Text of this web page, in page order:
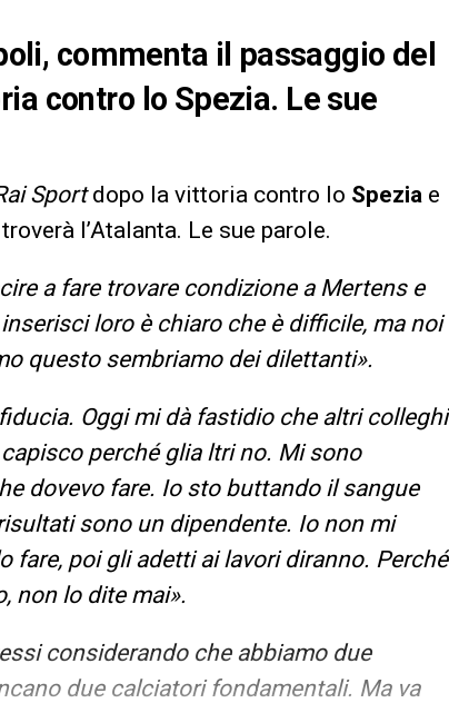
commenta il passaggio del
contro lo Spezia. Le sue
Sportdopo la vittoria contro lo Spezia e
l’Atalanta. Le sue parole.
a fare trovare condizione a Mertens e
loro è chiaro che è difficile, ma noi
questo sembriamo dei dilettanti».
Oggi mi dà fastidio che altri colleghi
perché glia ltri no. Mi sono
dovevo fare. Io sto buttando il sangue
sono un dipendente. Io non mi
fare, poi gli adetti ai lavori diranno. Perché
non lo dite mai».
considerando che abbiamo due
due calciatori fondamentali. Ma va